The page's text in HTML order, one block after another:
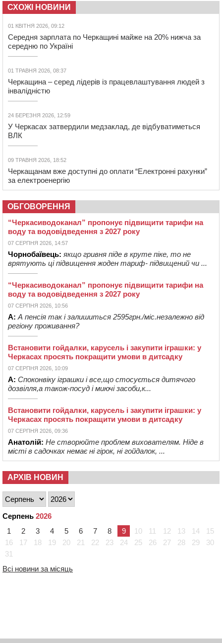
СХОЖІ НОВИНИ
01 КВІТНЯ 2026, 09:12
Середня зарплата по Черкащині майже на 20% нижча за
середню по Україні
01 ТРАВНЯ 2026, 08:37
Черкащина – серед лідерів із працевлаштування людей з
інвалідністю
24 БЕРЕЗНЯ 2026, 12:59
У Черкасах затвердили медзаклад, де відбуватиметься
ВЛК
09 ТРАВНЯ 2026, 18:52
Черкащанам вже доступні до оплати “Електронні рахунки”
за електроенергію
ОБГОВОРЕННЯ
“Черкасиводоканал” пропонує підвищити тарифи на
воду та водовідведення з 2027 року
07 СЕРПНЯ 2026, 14:57
Чорнобаївець: якщо гривня піде в круте піке, то не
врятують ці підвищення жоден тариф- підвищений чи ...
“Черкасиводоканал” пропонує підвищити тарифи на
воду та водовідведення з 2027 року
07 СЕРПНЯ 2026, 10:56
А: А пенсія так і залишиться 2595грн./міс.незалежно від
регіону проживання?
Встановити гойдалки, карусель і закупити іграшки: у
Черкасах просять покращити умови в дитсадку
07 СЕРПНЯ 2026, 10:09
А: Споконвіку іграшки і все,що стосується дитячого
дозвілля,а також-посуд і миючі засоби,к...
Встановити гойдалки, карусель і закупити іграшки: у
Черкасах просять покращити умови в дитсадку
07 СЕРПНЯ 2026, 09:36
Анатолій: Не створюйте проблем вихователям. Ніде в
місті в садочках немає ні гірок, ні гойдалок, ...
АРХІВ НОВИН
Серпень 2026
1
2 3 4 5 6 7 8 9 10 11 12 13 14
15
16
17 18 19 20 21 22 23 24 25 26 27 28 29
30
31
Всі новини за місяць